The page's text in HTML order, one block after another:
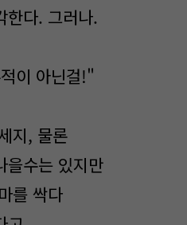
한다. 그러나.
이 아닌걸!"
지, 물론
을수는 있지만
를 싹다